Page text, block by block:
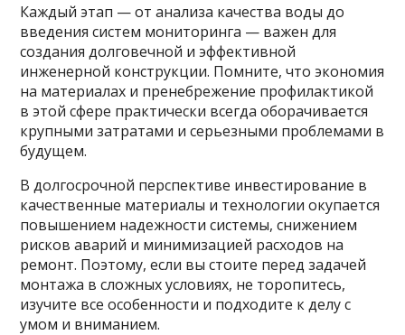
Каждый этап — от анализа качества воды до
введения систем мониторинга — важен для
создания долговечной и эффективной
инженерной конструкции. Помните, что экономия
на материалах и пренебрежение профилактикой
в этой сфере практически всегда оборачивается
крупными затратами и серьезными проблемами в
будущем.
В долгосрочной перспективе инвестирование в
качественные материалы и технологии окупается
повышением надежности системы, снижением
рисков аварий и минимизацией расходов на
ремонт. Поэтому, если вы стоите перед задачей
монтажа в сложных условиях, не торопитесь,
изучите все особенности и подходите к делу с
умом и вниманием.